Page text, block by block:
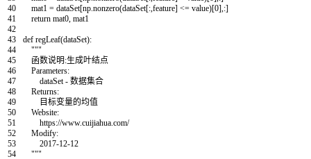
40
41
42
43
44
45
46
47
48
49
50
51
52
53
54
mat1 = dataSet[np nonzero(dataSet[: feature] <= value)[0] :]
return mat0 mat1
def regLeaf(dataSet):
"""
函数说明:生成叶结点
Parameters:
dataSet - 数据集合
Returns:
目标变量的均值
Website:
https://www.cuijiahua.com/
Modify:
2017-12-12
"""